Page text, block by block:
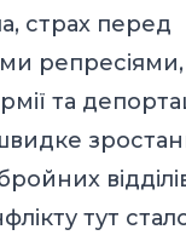
страх перед
репресіями,
та
тут